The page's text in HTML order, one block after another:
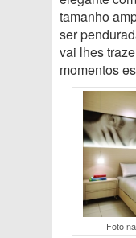
tamanho
ser
vai lhes
momentos
Foto